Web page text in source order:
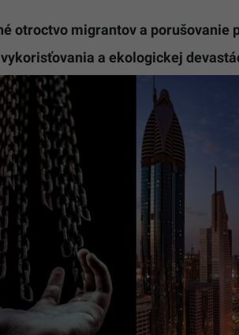
otroctvo migrantov a porušovanie
a ekologickej